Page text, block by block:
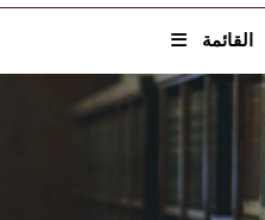
القائمة